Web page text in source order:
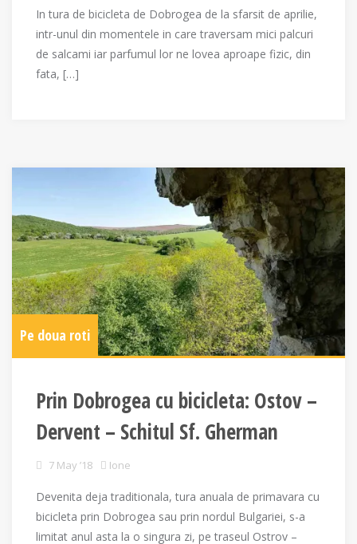
In tura de bicicleta de Dobrogea de la sfarsit de aprilie,
intr-unul din momentele in care traversam mici palcuri
de salcami iar parfumul lor ne lovea aproape fizic, din
fata, […]
Pe doua roti
Prin Dobrogea cu bicicleta: Ostov –
Dervent – Schitul Sf. Gherman
7 May ’18 Ione
Devenita deja traditionala, tura anuala de primavara cu
bicicleta prin Dobrogea sau prin nordul Bulgariei, s-a
limitat anul asta la o singura zi, pe traseul Ostrov –